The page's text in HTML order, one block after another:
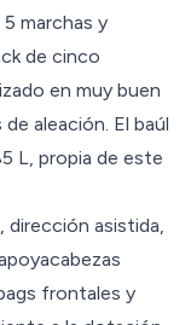
marchas y
de cinco
en muy buen
aleación. El baúl
L, propia de este
dirección asistida,
frontales y